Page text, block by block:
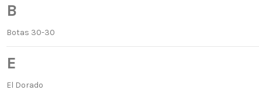
B
Botas 30-30
E
El Dorado